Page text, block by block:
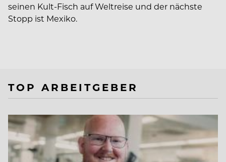
seinen Kult-Fisch auf Weltreise und der nächste
Stopp ist Mexiko.
TOP ARBEITGEBER